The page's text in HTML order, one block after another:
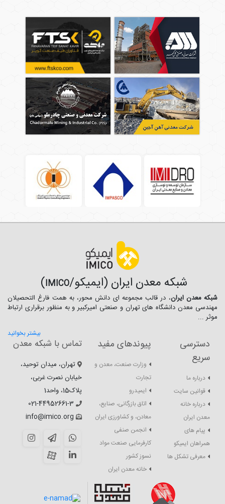
شبکه معدن ایران (ایمیکو/IMICO
)
شبکه معدن ایران، در قالب مجموعه ای دانش محور، به همت فارغ­ التحصیلان
مهندسی معدن دانشگاه ­های تهران و صنعتی امیرکبیر و به منظور برقراری ارتباط
موثر ...
بیشتر بخوانید
دسترسی
سریع
درباره ما
قوانین سایت
درباره خانه
معدن ایران
پیام های
همراهان ایمیکو
معرفی تشکل ها
پیوندهای مفید
وزارت صنعت، معدن و
تجارت
ایمیدرو
اتاق بازرگانی، صنایع،
معادن، و کشاورزی ایران
انجمن صنفی
کارفرمایی صنعت مواد
نسوز کشور
خانه معدن ایران
تماس با شبکه معدن
تهران، میدان توحید،
خیابان نصرت غربی،
پلاک15، واحد1
021-44952661-3
info@imico.org